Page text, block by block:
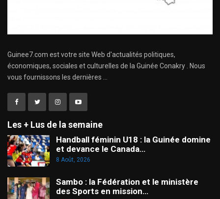
Guinee7.com est votre site Web d'actualités politiques,
économiques, sociales et culturelles de la Guinée Conakry . Nous
vous fournissons les dernières ...
Les + Lus de la semaine
Handball féminin U18 : la Guinée domine
et devance le Canada…
8 Août, 2026
Sambo : la Fédération et le ministère
des Sports en mission…